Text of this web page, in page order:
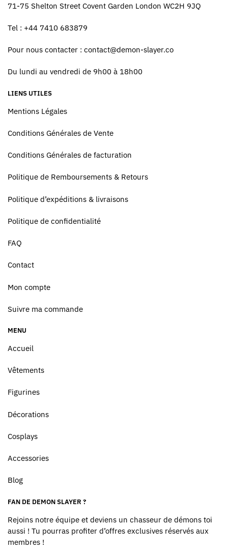
71-75 Shelton Street Covent Garden London WC2H 9JQ
Tel : +44 7410 683879
Pour nous contacter : contact@demon-slayer.co
Du lundi au vendredi de 9h00 à 18h00
LIENS UTILES
Mentions Légales
Conditions Générales de Vente
Conditions Générales de facturation
Politique de Remboursements & Retours
Politique d’expéditions & livraisons
Politique de confidentialité
FAQ
Contact
Mon compte
Suivre ma commande
MENU
Accueil
Vêtements
Figurines
Décorations
Cosplays
Accessories
Blog
FAN DE DEMON SLAYER ?
Rejoins notre équipe et deviens un chasseur de démons toi
aussi ! Tu pourras profiter d’offres exclusives réservés aux
membres !